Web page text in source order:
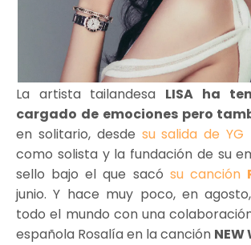
La artista tailandesa LISA ha
cargado de emociones pero
en solitario, desde su salida de
como solista y la fundación de su
sello bajo el que sacó su canción
junio. Y hace muy poco, en
todo el mundo con una
española Rosalía en la canción NEW